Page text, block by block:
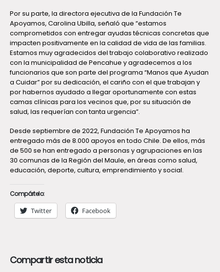
Por su parte, la directora ejecutiva de la Fundación Te
Apoyamos, Carolina Ubilla, señaló que “estamos
comprometidos con entregar ayudas técnicas concretas que
impacten positivamente en la calidad de vida de las familias.
Estamos muy agradecidos del trabajo colaborativo realizado
con la municipalidad de Pencahue y agradecemos a los
funcionarios que son parte del programa “Manos que Ayudan
a Cuidar” por su dedicación, el cariño con el que trabajan y
por habernos ayudado a llegar oportunamente con estas
camas clínicas para los vecinos que, por su situación de
salud, las requerían con tanta urgencia”.
Desde septiembre de 2022, Fundación Te Apoyamos ha
entregado más de 8.000 apoyos en todo Chile. De ellos, más
de 500 se han entregado a personas y agrupaciones en las
30 comunas de la Región del Maule, en áreas como salud,
educación, deporte, cultura, emprendimiento y social.
Compártelo:
Twitter Facebook
Compartir esta noticia